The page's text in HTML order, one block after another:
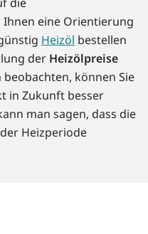
Ihnen eine Orientierung
Heizöl bestellen
der Heizölpreise
können Sie
in Zukunft besser
man sagen, dass die
Heizperiode